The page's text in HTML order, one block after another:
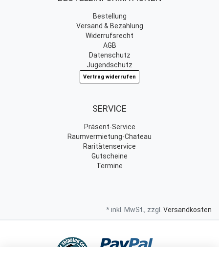
Bestellung
Versand & Bezahlung
Widerrufsrecht
AGB
Datenschutz
Jugendschutz
Vertrag widerrufen
SERVICE
Präsent-Service
Raumvermietung-Chateau
Raritätenservice
Gutscheine
Termine
* inkl. MwSt., zzgl. Versandkosten